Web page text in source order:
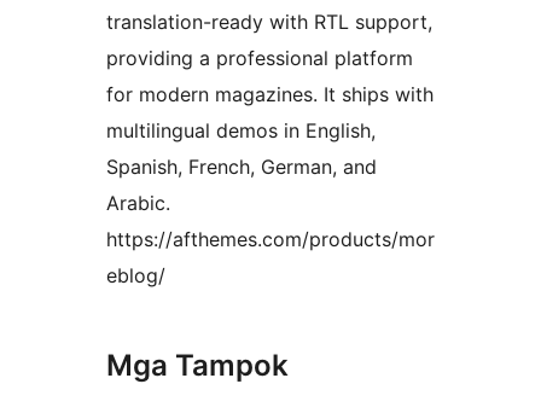
translation-ready with RTL support,
providing a professional platform
for modern magazines. It ships with
multilingual demos in English,
Spanish, French, German, and
Arabic.
https://afthemes.com/products/mor
eblog/
Mga Tampok